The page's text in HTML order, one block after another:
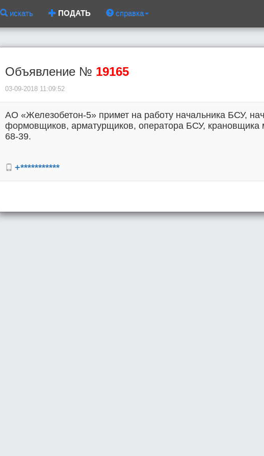
искать ПОДАТЬ справка
Объявление № 19165
03-09-2018 11:09:52
АО «Железобетон-5» примет на работу начальника БСУ,
формовщиков, арматурщиков, оператора БСУ, крановщика
68-39.
+***********